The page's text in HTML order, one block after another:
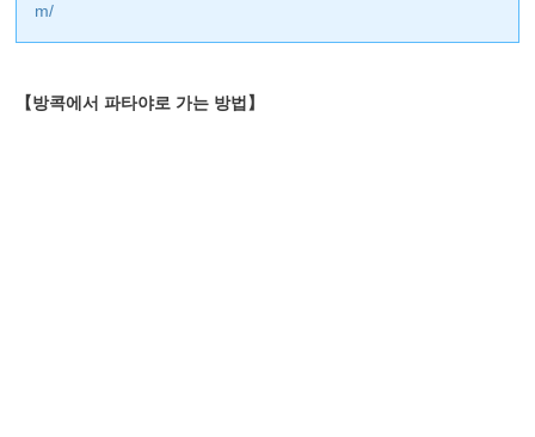
m/
【방콕에서 파타야로 가는 방법】